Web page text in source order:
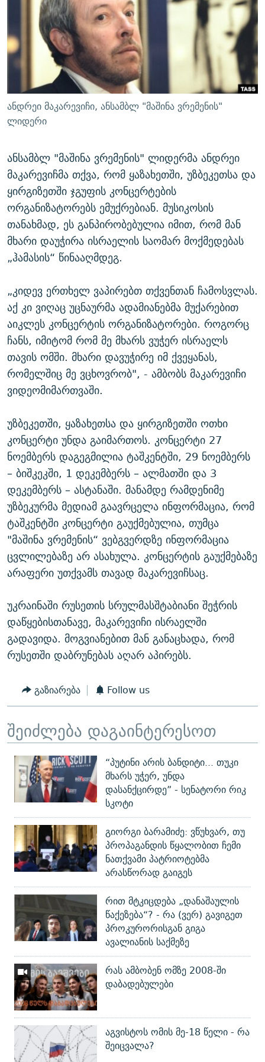
ᲛᲝᲚᲐᲞᲐᲠᲐᲙᲔ ᲢᲔᲥᲡᲢᲔᲑᲘ
ᲨᲘᲜ - ᲣᲪᲮᲝᲔᲗᲨᲘ
ᲚᲘᲢᲔᲠᲐᲢᲣᲠᲣᲚᲘ ᲬᲐᲮᲜᲐᲒᲔᲑᲘ
ᲐᲛᲔᲠᲘᲙᲣᲚᲘ ᲛᲝᲗᲮᲠᲝᲑᲐ
ᲘᲛᲞᲔᲠᲘᲐ ᲓᲐ ᲠᲐᲓᲘᲝ
ᲩᲔᲛᲘ ᲡᲘᲙᲕᲓᲘᲚᲘᲡ ᲛᲘᲖᲔᲖᲘᲐ COVID-19
11 ᲬᲔᲚᲘ - 11 ᲐᲛᲑᲐᲕᲘ
ᲡᲐᲞᲐᲠᲚᲐᲛᲔᲜᲢᲝ ᲐᲠᲩᲔᲕᲜᲔᲑᲘᲡ ᲘᲡᲢᲝᲠᲘᲐ
ᲑᲐᲕᲨᲕᲔᲑᲘ ᲞᲠᲝᲡᲢᲘᲢᲣᲪᲘᲐᲨᲘ - ᲐᲛᲝᲣᲗᲥᲛᲔᲚᲘ ᲐᲛᲑᲐᲕᲘ
5 ᲐᲛᲑᲐᲕᲘ - 20 ᲘᲕᲜᲘᲡᲡ ᲓᲐᲨᲐᲕᲔᲑᲣᲚᲔᲑᲘ
ᲐᲒᲕᲘᲡᲢᲝᲡ ᲝᲛᲘ
ᲒᲐᲛᲝᲘᲬᲔᲠᲔ
რთე/რთ-ის ყველა საიტი
ანდრეი მაკარევიჩი, ანსამბლ "მაშინა ვრემენის"
ლიდერი
ანსამბლ "მაშინა ვრემენის" ლიდერმა ანდრეი
მაკარევიჩმა თქვა, რომ ყაზახეთში, უზბეკეთსა და
ყირგიზეთში ჯგუფის კონცერტების
ორგანიზატორებს ემუქრებიან. მუსიკოსის
თანახმად, ეს განპირობებულია იმით, რომ მან
მხარი დაუჭირა ისრაელის საომარ მოქმედებას
„ჰამასის“ წინააღმდეგ.
„კიდევ ერთხელ ვაპირებთ თქვენთან ჩამოსვლას.
აქ კი ვიღაც უცნაურმა ადამიანებმა მუქარებით
აიკლეს კონცერტის ორგანიზატორები. როგორც
ჩანს, იმიტომ რომ მე მხარს ვუჭერ ისრაელს
თავის ომში. მხარი დავუჭირე იმ ქვეყანას,
რომელშიც მე ვცხოვრობ", - ამბობს მაკარევიჩი
ვიდეომიმართვაში.
უზბეკეთში, ყაზახეთსა და ყირგიზეთში ოთხი
კონცერტი უნდა გაიმართოს. კონცერტი 27
ნოემბერს დაგეგმილია ტაშკენტში, 29 ნოემბერს
– ბიშკეკში, 1 დეკემბერს – ალმათში და 3
დეკემბერს – ასტანაში. მანამდე რამდენიმე
უზბეკურმა მედიამ გაავრცელა ინფორმაცია, რომ
ტაშკენტში კონცერტი გაუქმებულია, თუმცა
"მაშინა ვრემენის“ ვებგვერდზე ინფორმაცია
ცვლილებაზე არ ასახულა. კონცერტის გაუქმებაზე
არაფერი უთქვამს თავად მაკარევიჩსაც.
უკრაინაში რუსეთის სრულმასშტაბიანი შეჭრის
დაწყებისთანავე, მაკარევიჩი ისრაელში
გადავიდა. მოგვიანებით მან განაცხადა, რომ
რუსეთში დაბრუნებას აღარ აპირებს.
გაზიარება Follow us
შეიძლება დაგაინტერესოთ
“პუტინი არის ბანდიტი... თუკი
მხარს უჭერ, უნდა
დასანქცირდე” - სენატორი რიკ
სკოტი
გიორგი ბარამიძე: ვწუხვარ, თუ
პროპაგანდის წყალობით ჩემი
ნათქვამი პატრიოტებმა
არასწორად გაიგეს
რით მტკიცდება „დანაშაულის
წაქეზება“? - რა (ვერ) გავიგეთ
პროკურორისგან გიგა
ავალიანის საქმეზე
რას ამბობენ ომზე 2008-ში
დაბადებულები
აგვისტოს ომის მე-18 წელი - რა
შეიცვალა?